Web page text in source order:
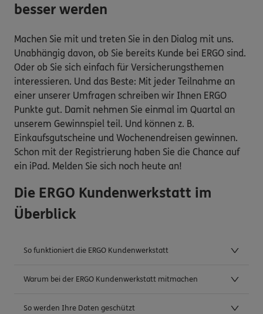
besser werden
Machen Sie mit und treten Sie in den Dialog mit uns.
Unabhängig davon, ob Sie bereits Kunde bei ERGO sind.
Oder ob Sie sich einfach für Versicherungsthemen
interessieren. Und das Beste: Mit jeder Teilnahme an
einer unserer Umfragen schreiben wir Ihnen ERGO
Punkte gut. Damit nehmen Sie einmal im Quartal an
unserem Gewinnspiel teil. Und können z. B.
Einkaufsgutscheine und Wochenendreisen gewinnen.
Schon mit der Registrierung haben Sie die Chance auf
ein iPad. Melden Sie sich noch heute an!
Die ERGO Kundenwerkstatt im
Überblick
So funktioniert die ERGO Kundenwerkstatt
Warum bei der ERGO Kundenwerkstatt mitmachen
So werden Ihre Daten geschützt